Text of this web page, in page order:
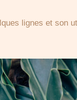
lignes et son